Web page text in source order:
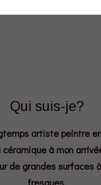
Qui suis-je?
artiste peintre
céramique à mon
de grandes surfaces
fresques.